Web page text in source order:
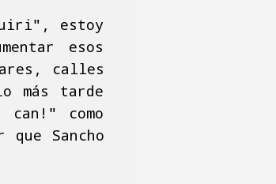
estoy
esos
calles
más tarde
como
Sancho